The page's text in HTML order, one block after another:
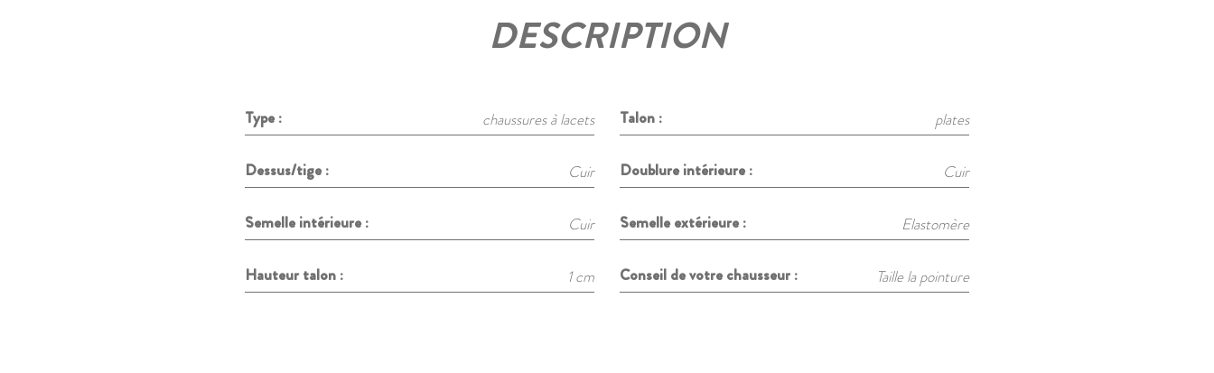
DESCRIPTION
Type : chaussures à lacets Talon : plates
Dessus/tige : Cuir Doublure intérieure : Cuir
Semelle intérieure : Cuir Semelle extérieure : Elastomère
Hauteur talon : 1 cm Conseil de votre chausseur : Taille la pointure